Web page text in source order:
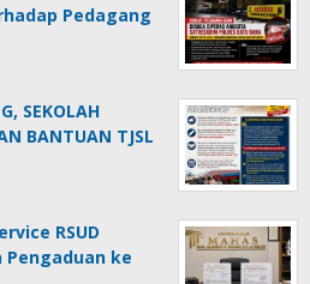
Pedagang
SEKOLAH
BANTUAN TJSL
RSUD
ke